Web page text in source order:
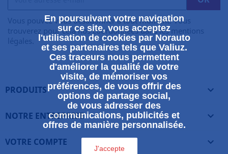
Vous pouvez vous désabonner à tout moment. Vous
trouverez pour cela nos coordonnées dans les mentions
légales.
PRODUITS 
NOTRE ENTREPRISE 
VOTRE COMPTE 
En poursuivant votre navigation
sur ce site, vous acceptez
l'utilisation de cookies par Norauto
et ses partenaires tels que Valiuz.
Ces traceurs nous permettent
d'améliorer la qualité de votre
visite, de mémoriser vos
préférences, de vous offrir des
options de partage social,
de vous adresser des
communications, publicités et
offres de manière personnalisée.
J'accepte